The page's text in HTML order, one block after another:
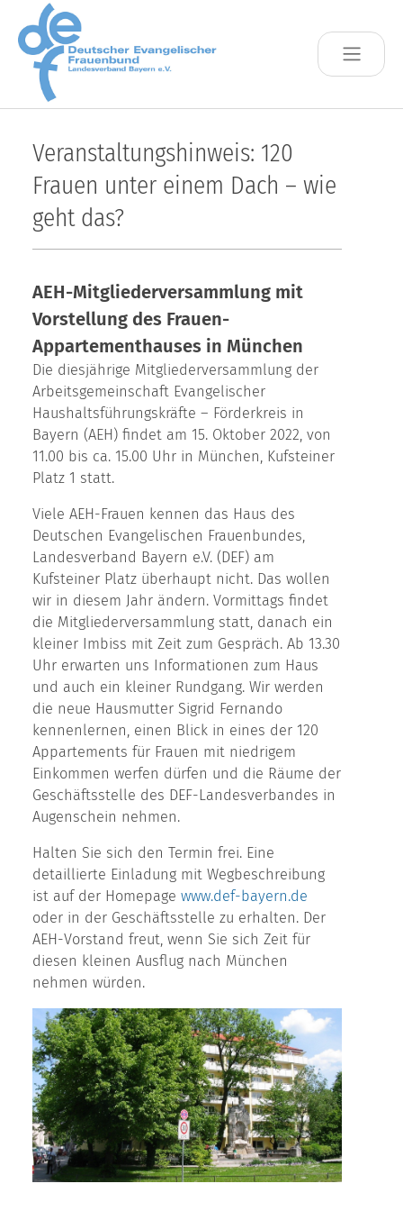
Skip to main content
Veranstaltungshinweis: 120
Frauen unter einem Dach – wie
geht das?
AEH-Mitgliederversammlung mit
Vorstellung des Frauen-
Appartementhauses in München
Die diesjährige Mitgliederversammlung der
Arbeitsgemeinschaft Evangelischer
Haushaltsführungskräfte – Förderkreis in
Bayern (AEH) findet am 15. Oktober 2022, von
11.00 bis ca. 15.00 Uhr in München, Kufsteiner
Platz 1 statt.
Viele AEH-Frauen kennen das Haus des
Deutschen Evangelischen Frauenbundes,
Landesverband Bayern e.V. (DEF) am
Kufsteiner Platz überhaupt nicht. Das wollen
wir in diesem Jahr ändern. Vormittags findet
die Mitgliederversammlung statt, danach ein
kleiner Imbiss mit Zeit zum Gespräch. Ab 13.30
Uhr erwarten uns Informationen zum Haus
und auch ein kleiner Rundgang. Wir werden
die neue Hausmutter Sigrid Fernando
kennenlernen, einen Blick in eines der 120
Appartements für Frauen mit niedrigem
Einkommen werfen dürfen und die Räume der
Geschäftsstelle des DEF-Landesverbandes in
Augenschein nehmen.
Halten Sie sich den Termin frei. Eine
detaillierte Einladung mit Wegbeschreibung
ist auf der Homepage www.def-bayern.de
oder in der Geschäftsstelle zu erhalten. Der
AEH-Vorstand freut, wenn Sie sich Zeit für
diesen kleinen Ausflug nach München
nehmen würden.